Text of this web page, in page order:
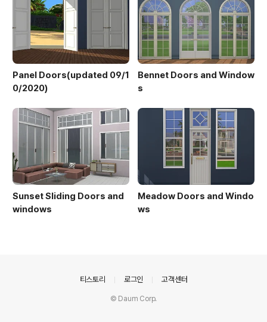
Panel Doors(updated 09/1
0/2020)
Bennet Doors and Window
s
Sunset Sliding Doors and
windows
Meadow Doors and Windo
ws
티스토리 로그인 고객센터
© Daum Corp.